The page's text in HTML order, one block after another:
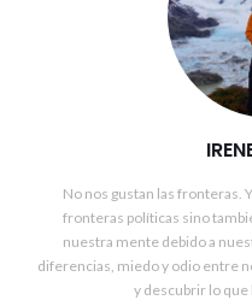
No nos gustan las fronteras.
fronteras políticas sino
nuestra mente debido a
diferencias, miedo y odio entre
y descubrir lo que